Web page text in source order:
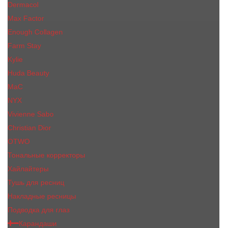
Dermacol
Max Factor
Enough Collagen
Farm Stay
Kylie
Huda Beauty
МаС
NYX
Vivienne Sabo
Сhristiаn Diоr
OTWO
Тональные корректоры
Хайлайтеры
Тушь для ресниц
Накладные ресницы
Подводка для глаз
Карандаши